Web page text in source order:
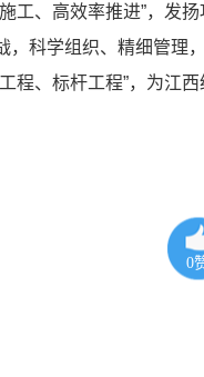
工、高效率推进”，发
，科学组织、精细管理
程、标杆工程”，为江
0